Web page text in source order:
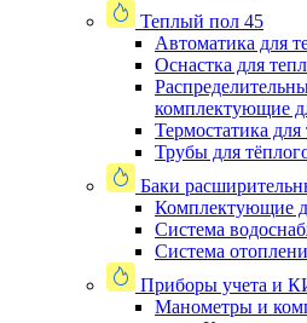
Теплый пол 45
Автоматика для
Оснастка для
комплектующие
Термостатика для
Трубы для
Баки
Комплектующие
Система
Система
Приборы учета и
Манометры и